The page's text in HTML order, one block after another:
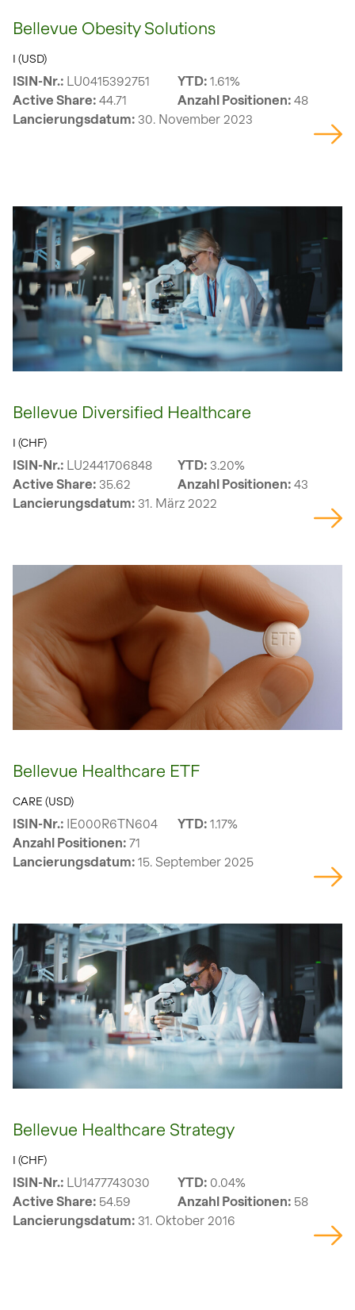
Bellevue Obesity Solutions
I (USD)
ISIN-Nr.: LU0415392751 YTD: 1.61%
Active Share: 44.71 Anzahl Positionen: 48
Lancierungsdatum: 30. November 2023
Bellevue Diversified Healthcare
I (CHF)
ISIN-Nr.: LU2441706848 YTD: 3.20%
Active Share: 35.62 Anzahl Positionen: 43
Lancierungsdatum: 31. März 2022
Bellevue Healthcare ETF
CARE (USD)
ISIN-Nr.: IE000R6TN604 YTD: 1.17%
Anzahl Positionen: 71
Lancierungsdatum: 15. September 2025
Bellevue Healthcare Strategy
I (CHF)
ISIN-Nr.: LU1477743030 YTD: 0.04%
Active Share: 54.59 Anzahl Positionen: 58
Lancierungsdatum: 31. Oktober 2016